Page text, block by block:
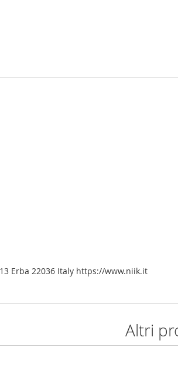
Erba 22036 Italy https://www.niik.it
Altri